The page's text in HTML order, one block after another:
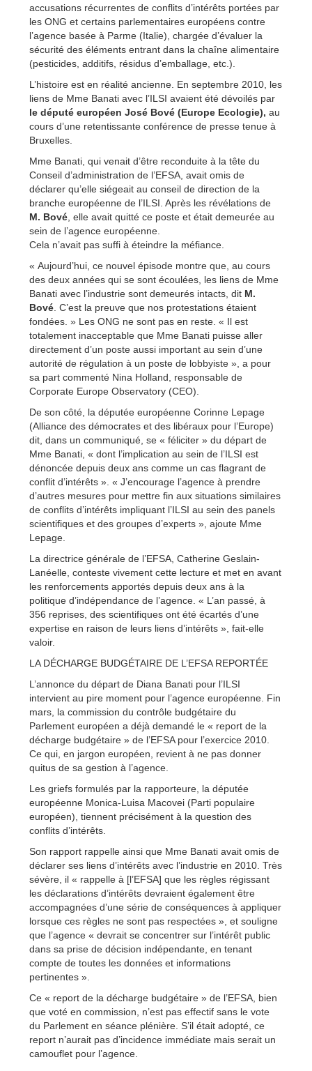
accusations récurrentes de conflits d’intérêts portées par
les ONG et certains parlementaires européens contre
l’agence basée à Parme (Italie), chargée d’évaluer la
sécurité des éléments entrant dans la chaîne alimentaire
(pesticides, additifs, résidus d’emballage, etc.).
L’histoire est en réalité ancienne. En septembre 2010, les
liens de Mme Banati avec l’ILSI avaient été dévoilés par
le député européen José Bové (Europe Ecologie), au
cours d’une retentissante conférence de presse tenue à
Bruxelles.
Mme Banati, qui venait d’être reconduite à la tête du
Conseil d’administration de l’EFSA, avait omis de
déclarer qu’elle siégeait au conseil de direction de la
branche européenne de l’ILSI. Après les révélations de
M. Bové , elle avait quitté ce poste et était demeurée au
sein de l’agence européenne.
Cela n’avait pas suffi à éteindre la méfiance.
« Aujourd’hui, ce nouvel épisode montre que, au cours
des deux années qui se sont écoulées, les liens de Mme
Banati avec l’industrie sont demeurés intacts, dit M.
Bové . C’est la preuve que nos protestations étaient
fondées. » Les ONG ne sont pas en reste. « Il est
totalement inacceptable que Mme Banati puisse aller
directement d’un poste aussi important au sein d’une
autorité de régulation à un poste de lobbyiste », a pour
sa part commenté Nina Holland, responsable de
Corporate Europe Observatory (CEO).
De son côté, la députée européenne Corinne Lepage
(Alliance des démocrates et des libéraux pour l’Europe)
dit, dans un communiqué, se « féliciter » du départ de
Mme Banati, « dont l’implication au sein de l’ILSI est
dénoncée depuis deux ans comme un cas flagrant de
conflit d’intérêts ». « J’encourage l’agence à prendre
d’autres mesures pour mettre fin aux situations similaires
de conflits d’intérêts impliquant l’ILSI au sein des panels
scientifiques et des groupes d’experts », ajoute Mme
Lepage.
La directrice générale de l’EFSA, Catherine Geslain-
Lanéelle, conteste vivement cette lecture et met en avant
les renforcements apportés depuis deux ans à la
politique d’indépendance de l’agence. « L’an passé, à
356 reprises, des scientifiques ont été écartés d’une
expertise en raison de leurs liens d’intérêts », fait-elle
valoir.
LA DÉCHARGE BUDGÉTAIRE DE L’EFSA REPORTÉE
L’annonce du départ de Diana Banati pour l’ILSI
intervient au pire moment pour l’agence européenne. Fin
mars, la commission du contrôle budgétaire du
Parlement européen a déjà demandé le « report de la
décharge budgétaire » de l’EFSA pour l’exercice 2010.
Ce qui, en jargon européen, revient à ne pas donner
quitus de sa gestion à l’agence.
Les griefs formulés par la rapporteure, la députée
européenne Monica-Luisa Macovei (Parti populaire
européen), tiennent précisément à la question des
conflits d’intérêts.
Son rapport rappelle ainsi que Mme Banati avait omis de
déclarer ses liens d’intérêts avec l’industrie en 2010. Très
sévère, il « rappelle à [l’EFSA] que les règles régissant
les déclarations d’intérêts devraient également être
accompagnées d’une série de conséquences à appliquer
lorsque ces règles ne sont pas respectées », et souligne
que l’agence « devrait se concentrer sur l’intérêt public
dans sa prise de décision indépendante, en tenant
compte de toutes les données et informations
pertinentes ».
Ce « report de la décharge budgétaire » de l’EFSA, bien
que voté en commission, n’est pas effectif sans le vote
du Parlement en séance plénière. S’il était adopté, ce
report n’aurait pas d’incidence immédiate mais serait un
camouflet pour l’agence.